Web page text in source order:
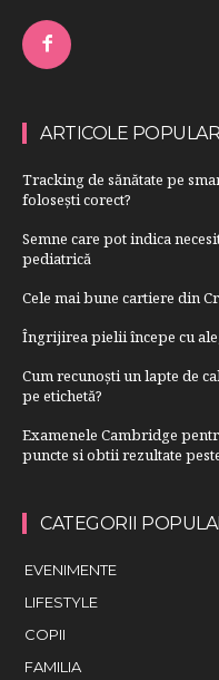
ARTICOLE
Tracking de sănătate pe
folosești corect?
Semne care pot indica
pediatrică
Cele mai bune cartiere din
Îngrijirea pielii începe cu
Cum recunoști un lapte de
pe etichetă?
Examenele Cambridge
puncte si obtii rezultate
CATEGORII
EVENIMENTE
LIFESTYLE
COPII
FAMILIA